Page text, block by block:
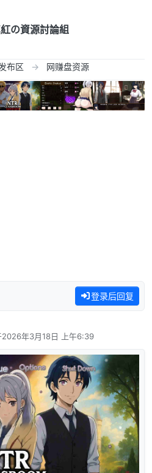
の資源討論組
布区 网赚盘资源
登录后回复
2026年3月18日 上午6:39
由 编辑